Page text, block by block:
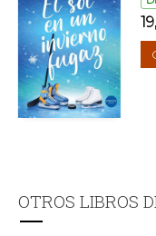
OTROS LIBROS